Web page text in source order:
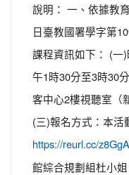
說明： 一、依據教
日臺教國署學字第
課程資訊如下： (一
午1時30分至3時30
客中心2樓視聽室（
(三)報名方式：本活
https://reurl.cc/
館綜合規劃組杜小